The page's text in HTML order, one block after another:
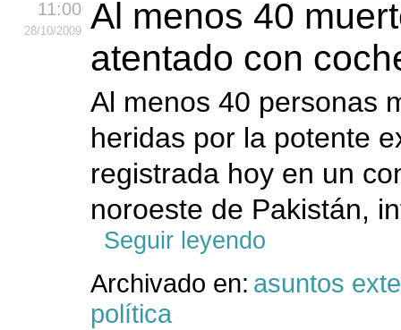
11:00
28/10/2009
Al menos 40
atentado con
Al menos 40 personas
heridas por la potente
registrada hoy en un
noroeste de Pakistán,
Seguir leyendo
Archivado en: asuntos
política